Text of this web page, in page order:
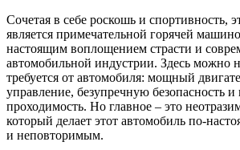
Сочетая в себе роскошь и спортивность,
является примечательной горячей
настоящим воплощением страсти и
автомобильной индустрии. Здесь можно
требуется от автомобиля: мощный
управление, безупречную безопасность
проходимость. Но главное – это
который делает этот автомобиль по-
и неповторимым.